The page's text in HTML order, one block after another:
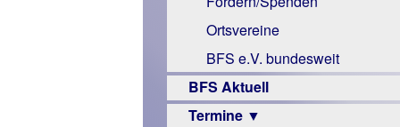
Links
Ortsvereine
BFS e.V. bundesweit
BFS Aktuell
Termine ▼